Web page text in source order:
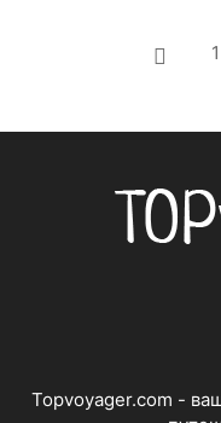
1
Topvoyager.com -